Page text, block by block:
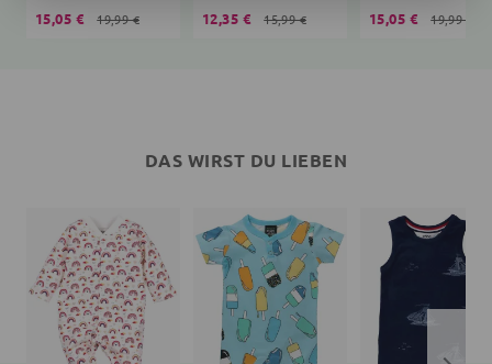
15,05 € 19,99 € 12,35 € 15,99 € 15,05 € 19,99 €
DAS WIRST DU LIEBEN